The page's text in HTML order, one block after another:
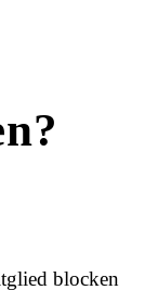
blocken